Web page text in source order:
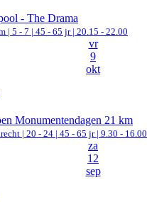
- The Drama
| 5 - 7 | 45 - 65 jr | 20.15 - 22.00
vr
9
okt
Monumentendagen 21 km
| 20 - 24 | 45 - 65 jr | 9.30 - 16.00
za
12
sep